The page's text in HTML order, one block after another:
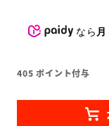
なら
405 ポイント付与